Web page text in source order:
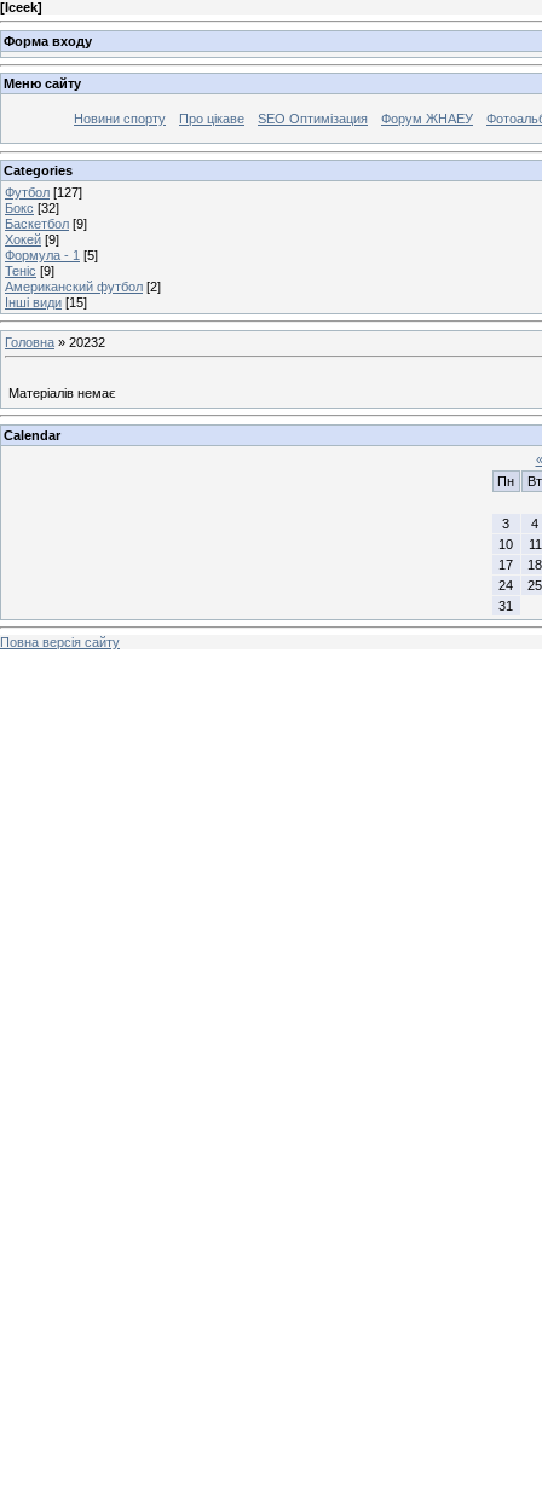
[Iceek]
Форма входу
Меню сайту
Новини спорту Про цікаве SEO Оптимізация Форум ЖНАЕУ
Categories
Футбол [127]
Бокс [32]
Баскетбол [9]
Хокей [9]
Формула - 1 [5]
Теніс [9]
Американский футбол [2]
Інші види [15]
Головна » 20232
Матеріалів немає
Calendar
«
Пн
Вт
3
4
10
11
17
18
24
25
31
Повна версія сайту